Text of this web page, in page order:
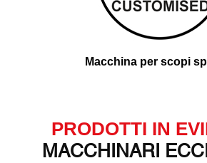
Macchina per scopi
PRODOTTI IN
MACCHINARI